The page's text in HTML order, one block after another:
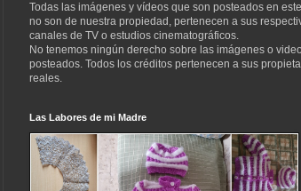
Todas las imágenes y vídeos que son posteados en
no son de nuestra propiedad, pertenecen a sus
canales de TV o estudios cinematográficos.
No tenemos ningún derecho sobre las imágenes o
posteados. Todos los créditos pertenecen a sus
reales.
Las Labores de mi Madre